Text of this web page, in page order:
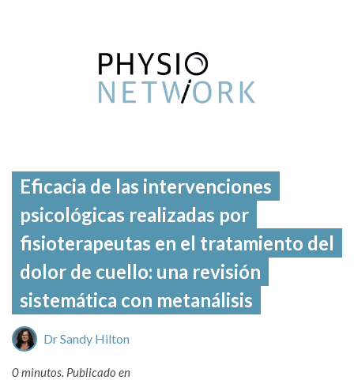
Eficacia de las intervenciones
psicológicas realizadas por
fisioterapeutas en el tratamiento del
dolor de cuello: una revisión
sistemática con metanálisis
Dr Sandy Hilton
0 minutos. Publicado en